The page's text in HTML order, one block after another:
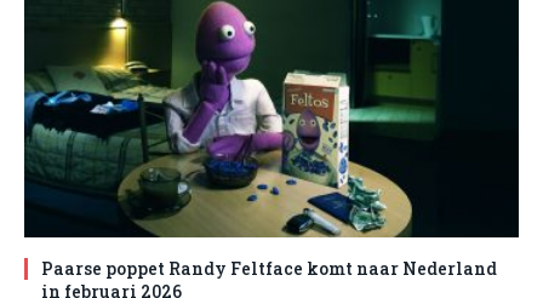
Paarse poppet Randy Feltface komt naar Nederland
in februari 2026